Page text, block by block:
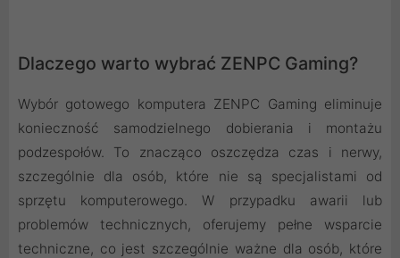
Dlaczego warto wybrać ZENPC Gaming?
Wybór gotowego komputera ZENPC Gaming eliminuje
konieczność samodzielnego dobierania i montażu
podzespołów. To znacząco oszczędza czas i nerwy,
szczególnie dla osób, które nie są specjalistami od
sprzętu komputerowego. W przypadku awarii lub
problemów technicznych, oferujemy pełne wsparcie
techniczne, co jest szczególnie ważne dla osób, które